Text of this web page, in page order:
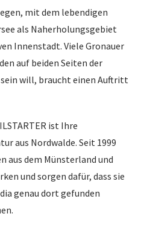
mit dem lebendigen
als Naherholungsgebiet
Innenstadt. Viele Gronauer
auf beiden Seiten der
will, braucht einen Auftritt
ist Ihre
aus Nordwalde. Seit 1999
aus dem Münsterland und
und sorgen dafür, dass sie
genau dort gefunden